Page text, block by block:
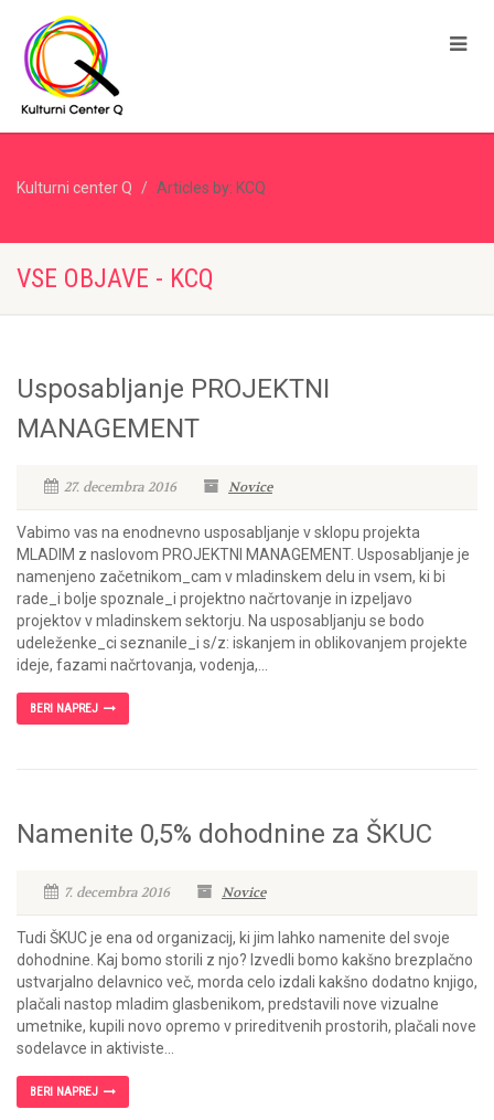
Kulturni center Q Articles by: KCQ
VSE OBJAVE - KCQ
Usposabljanje PROJEKTNI
MANAGEMENT
27. decembra 2016 Novice
Vabimo vas na enodnevno usposabljanje v sklopu projekta
MLADIM z naslovom PROJEKTNI MANAGEMENT. Usposabljanje je
namenjeno začetnikom_cam v mladinskem delu in vsem, ki bi
rade_i bolje spoznale_i projektno načrtovanje in izpeljavo
projektov v mladinskem sektorju. Na usposabljanju se bodo
udeleženke_ci seznanile_i s/z: iskanjem in oblikovanjem projekte
ideje, fazami načrtovanja, vodenja,...
BERI NAPREJ
Namenite 0,5% dohodnine za ŠKUC
7. decembra 2016 Novice
Tudi ŠKUC je ena od organizacij, ki jim lahko namenite del svoje
dohodnine. Kaj bomo storili z njo? Izvedli bomo kakšno brezplačno
ustvarjalno delavnico več, morda celo izdali kakšno dodatno knjigo,
plačali nastop mladim glasbenikom, predstavili nove vizualne
umetnike, kupili novo opremo v prireditvenih prostorih, plačali nove
sodelavce in aktiviste...
BERI NAPREJ